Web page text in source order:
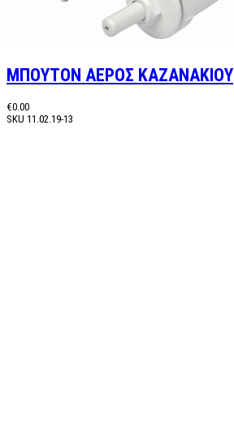
ΜΠΟΥΤΟΝ ΑΕΡΟΣ ΚΑΖΑΝΑΚΙΟΥ
€0.00
SKU 11.02.19-13